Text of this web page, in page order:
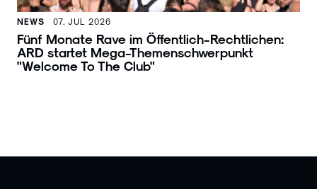
NEWS 07. JUL 2026
Fünf Monate Rave im Öffentlich-Rechtlichen:
ARD startet Mega-Themenschwerpunkt
"Welcome To The Club"